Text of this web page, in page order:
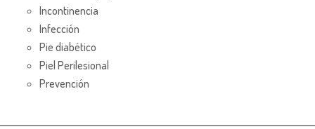
Incontinencia
Infección
Pie diabético
Piel Perilesional
Prevención